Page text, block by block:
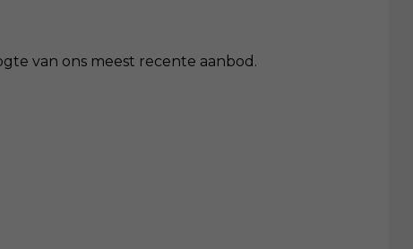
van ons meest recente aanbod.